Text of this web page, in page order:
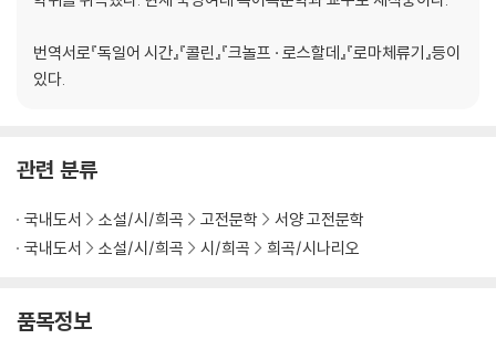
번역서로『독일어 시간』『콜린』『크놀프 · 로스할데』『로마체류기』등이
있다.
관련 분류
국내도서 소설/시/희곡 고전문학
서양 고전문학
국내도서
소설/시/희곡 시/희곡 희곡/시나리오
품목정보